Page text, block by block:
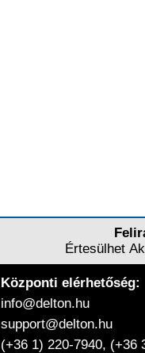
Értesülhet
Központi elérhetőség:
info@delton.hu
support@delton.hu
(+36 1) 220-7940, (+36